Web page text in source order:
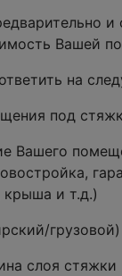
и
Вашей
на
под
Вашего
крыша и т.д.)
слоя стяжки